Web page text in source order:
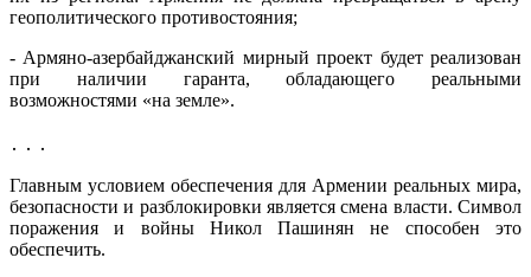
геополитического противостояния;
- Армяно-азербайджанский мирный проект будет реализован
при наличии гаранта, обладающего реальными
возможностями «на земле».
․ ․ ․
Главным условием обеспечения для Армении реальных мира,
безопасности и разблокировки является смена власти. Символ
поражения и войны Никол Пашинян не способен это
обеспечить.